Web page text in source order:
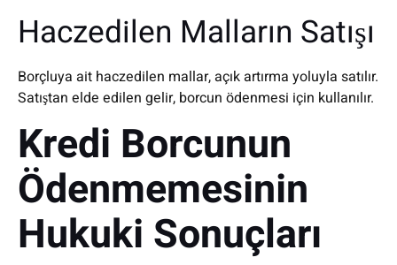
Haczedilen Malların Satışı
Borçluya ait haczedilen mallar, açık artırma yoluyla satılır.
Satıştan elde edilen gelir, borcun ödenmesi için kullanılır.
Kredi Borcunun
Ödenmemesinin
Hukuki Sonuçları